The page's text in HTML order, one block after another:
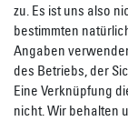
zu. Es ist uns also
bestimmten
Angaben
des Betriebs, der
Eine Verknüpfung
nicht. Wir behalten